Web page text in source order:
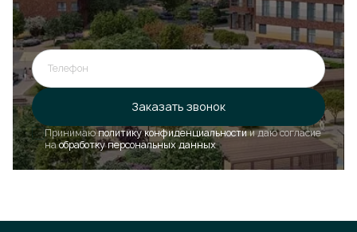
Телефон
Заказать звонок
Принимаюполитику конфиденциальностии даю согласие
наобработку персональных данных
Ошибка при отправке!
Форма появится через
Закрыть